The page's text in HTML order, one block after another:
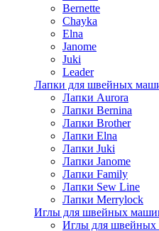
Bernette
Chayka
Elna
Janome
Juki
Leader
Лапки для швейных
Лапки Aurora
Лапки Bernina
Лапки Brother
Лапки Elna
Лапки Juki
Лапки Janome
Лапки Family
Лапки Sew Line
Лапки Merrylock
Иглы для швейных
Иглы для швейных